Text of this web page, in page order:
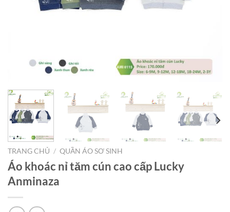
TRANG CHỦ / QUẦN ÁO SƠ SINH
Áo khoác nỉ tăm cún cao cấp Lucky
Anminaza